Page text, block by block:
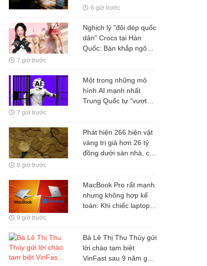
Nguyễn Minh Thảo đã
6 giờ trước
Nghịch lý "đôi dép quốc
dân" Crocs tại Hàn
Quốc: Bán khắp ngõ
7 giờ trước
Một trong những mô
hình AI mạnh nhất
Trung Quốc tự "vượt
7 giờ trước
Phát hiện 266 hiện vật
vàng trị giá hơn 26 tỷ
đồng dưới sàn nhà, cơ
8 giờ trước
MacBook Pro rất mạnh
nhưng không hợp kế
toán: Khi chiếc laptop
toán của người dùng
9 giờ trước
Bà Lê Thị Thu Thủy gửi
lời chào tạm biệt
VinFast sau 9 năm gắn